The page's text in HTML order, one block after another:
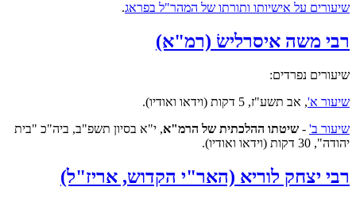
שיעורים על אישיותו ותורתו של המהר"ל בפראג.
רבי משה איסרלישׂ (רמ"א)
שיעורים נפרדים:
שיעור א', אב תשע"ז, 5 דקות (וידאו ואודיו).
שיעור ב' - שיטתו ההלכתית של הרמ"א, י"א בסיון תשפ"ב, ביה"כ "בית
יהודה", 30 דקות (וידאו ואודיו).
רבי יצחק לוריא (האר"י הקדוש, אריז"ל)